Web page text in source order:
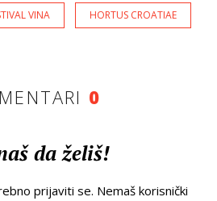
VINA HORTUS CROATIAE
0
da želiš!
prijaviti se. Nemaš korisnički